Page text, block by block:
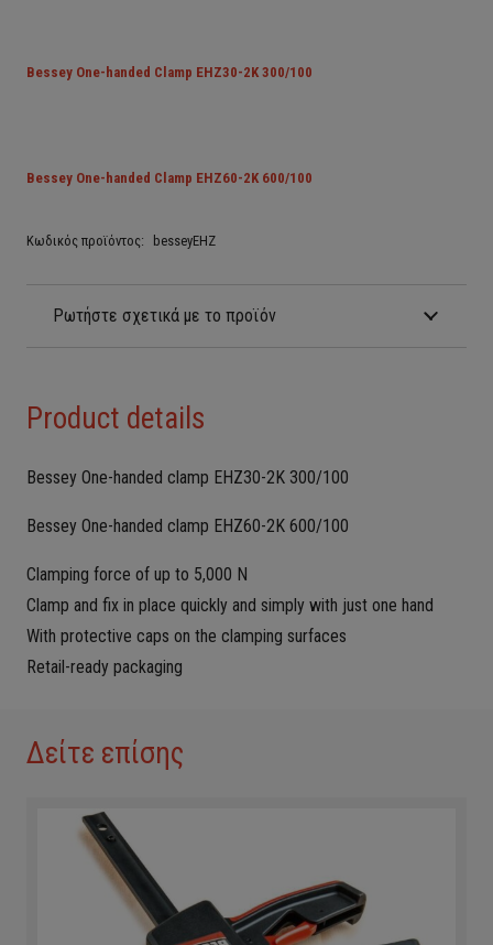
Bessey One-handed Clamp EHZ30-2K 300/100
Bessey One-handed Clamp EHZ60-2K 600/100
Κωδικός προϊόντος: besseyEHZ
Ρωτήστε σχετικά με το προϊόν
Product details
Bessey One-handed clamp EHZ30-2K 300/100
Bessey One-handed clamp EHZ60-2K 600/100
Clamping force of up to 5,000 N
Clamp and fix in place quickly and simply with just one hand
With protective caps on the clamping surfaces
Retail-ready packaging
Δείτε επίσης